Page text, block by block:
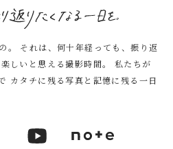
。
それは、何十年経っても、振り返
しいと思える撮影時間。
私たちが
カタチに残る写真と記憶に残る一日